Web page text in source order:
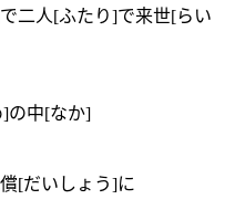
二人[ふたり]で来世[らい
の中[なか]
[だいしょう]に